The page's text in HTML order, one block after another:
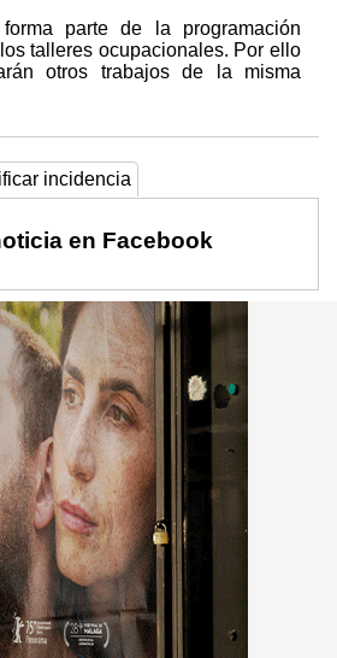
parte de la programación
talleres ocupacionales. Por ello
otros trabajos de la misma
incidencia
en Facebook